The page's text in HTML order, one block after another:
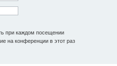
при каждом посещении
на конференции в этот раз